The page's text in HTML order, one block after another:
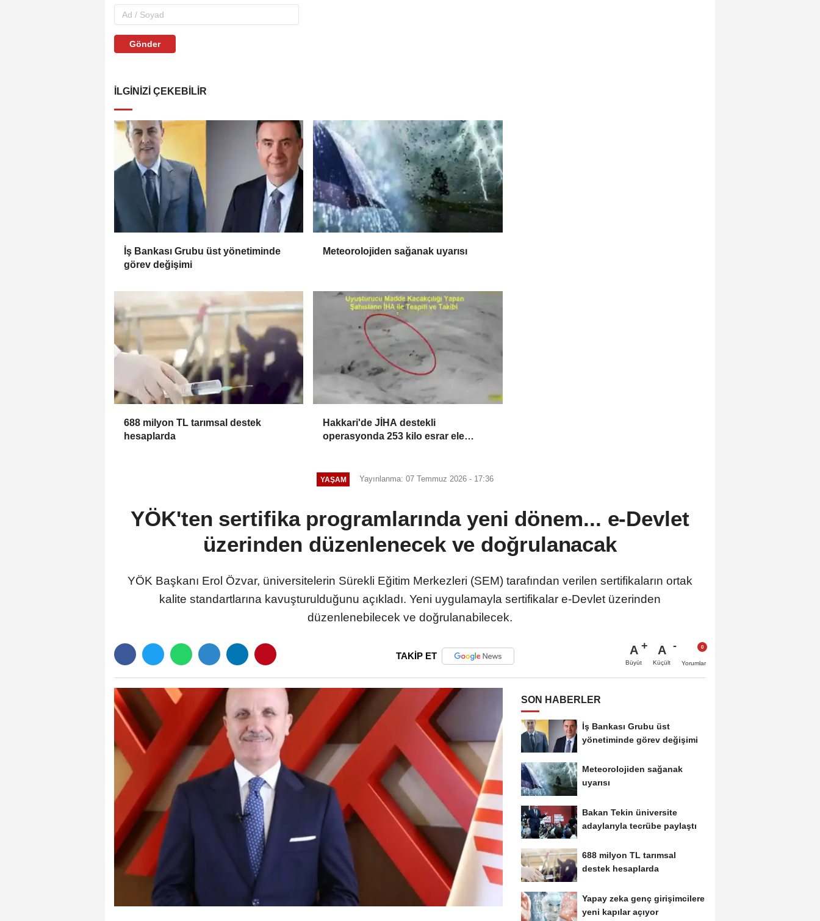
Gönder
İLGINIZI ÇEKEBILIR
İş Bankası Grubu üst yönetiminde
görev değişimi
Meteorolojiden sağanak uyarısı
688 milyon TL tarımsal destek
hesaplarda
Hakkari'de JİHA destekli
operasyonda 253 kilo esrar ele
YAŞAM Yayınlanma: 07 Temmuz 2026 - 17:36
YÖK'ten sertifika programlarında yeni dönem... e-Devlet
üzerinden düzenlenecek ve doğrulanacak
YÖK Başkanı Erol Özvar, üniversitelerin Sürekli Eğitim Merkezleri (SEM) tarafından verilen sertifikaların ortak
kalite standartlarına kavuşturulduğunu açıkladı. Yeni uygulamayla sertifikalar e-Devlet üzerinden
düzenlenebilecek ve doğrulanabilecek.
TAKİP ET A
Büyüt
A
Küçült Yorumlar
SON HABERLER
İş Bankası Grubu üst
yönetiminde görev değişimi
Meteorolojiden sağanak
uyarısı
Bakan Tekin üniversite
adaylarıyla tecrübe paylaştı
688 milyon TL tarımsal
destek hesaplarda
Yapay zeka genç girişimcilere
yeni kapılar açıyor